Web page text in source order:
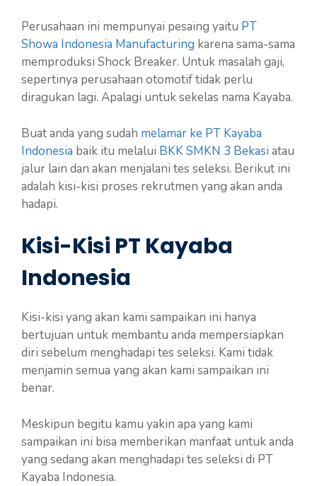
Perusahaan ini mempunyai pesaing yaitu PT
Showa Indonesia Manufacturing karena sama-sama
memproduksi Shock Breaker. Untuk masalah gaji,
sepertinya perusahaan otomotif tidak perlu
diragukan lagi. Apalagi untuk sekelas nama Kayaba.
Buat anda yang sudah melamar ke PT Kayaba
Indonesia baik itu melalui BKK SMKN 3 Bekasiatau
jalur lain dan akan menjalani tes seleksi. Berikut ini
adalah kisi-kisi proses rekrutmen yang akan anda
hadapi.
Kisi-Kisi PT Kayaba
Indonesia
Kisi-kisi yang akan kami sampaikan ini hanya
bertujuan untuk membantu anda mempersiapkan
diri sebelum menghadapi tes seleksi. Kami tidak
menjamin semua yang akan kami sampaikan ini
benar.
Meskipun begitu kamu yakin apa yang kami
sampaikan ini bisa memberikan manfaat untuk anda
yang sedang akan menghadapi tes seleksi di PT
Kayaba Indonesia.